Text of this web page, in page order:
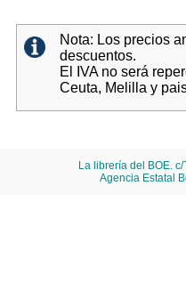
Nota: Los precios
descuentos.
El IVA no será
Ceuta, Melilla y
La librería del BOE.
Agencia Estatal